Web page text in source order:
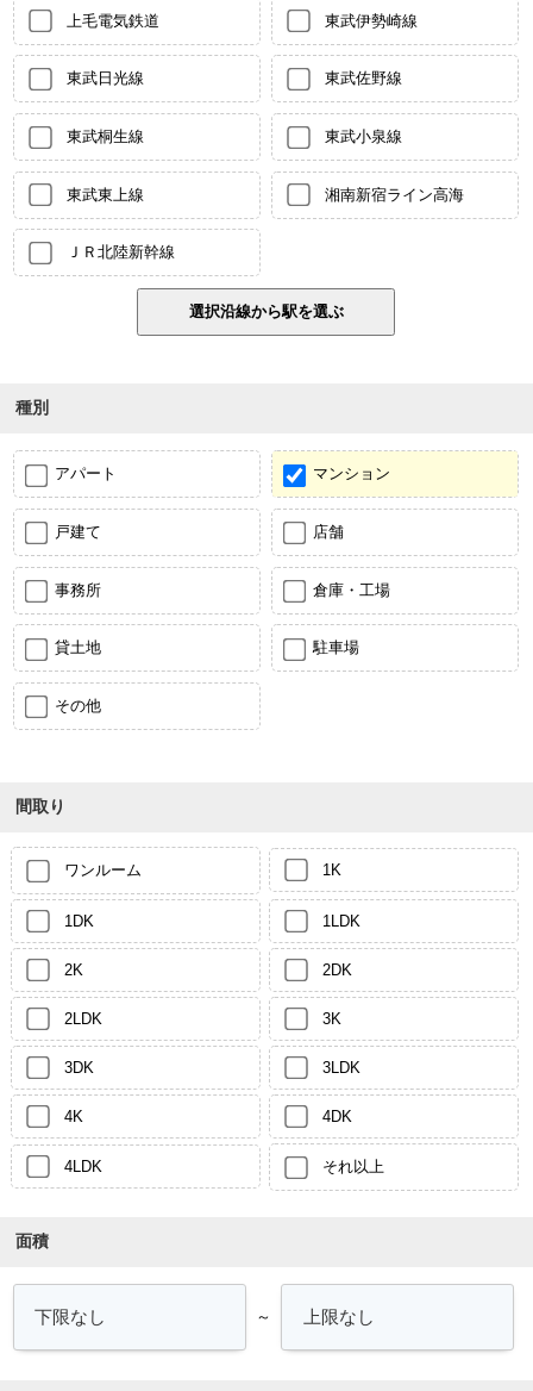
上毛電気鉄道 東武伊勢崎線
東武日光線 東武佐野線
東武桐生線 東武小泉線
東武東上線 湘南新宿ライン高海
ＪＲ北陸新幹線
種別
アパート マンション
戸建て 店舗
事務所 倉庫・工場
貸土地 駐車場
その他
間取り
ワンルーム 1K
1DK 1LDK
2K 2DK
2LDK 3K
3DK 3LDK
4K 4DK
4LDK それ以上
面積
～